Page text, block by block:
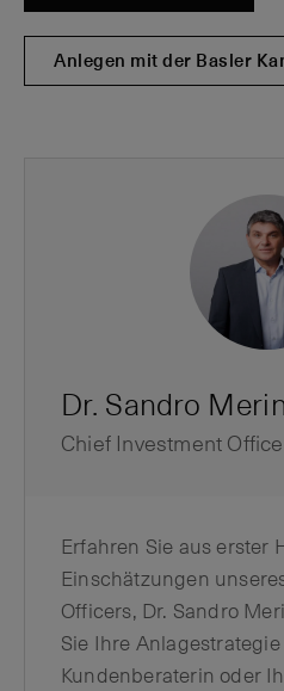
Anlegen mit der Basler
Dr. Sandro
Chief Investment
Erfahren Sie aus erster
Einschätzungen
Officers, Dr. Sandro
Sie Ihre
Kundenberaterin oder